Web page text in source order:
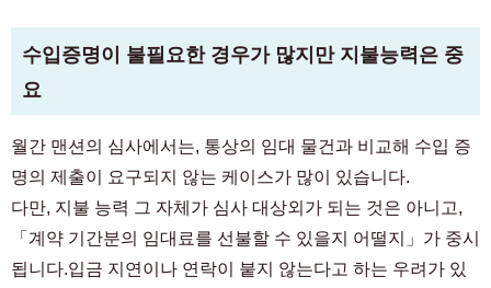
수입증명이 불필요한 경우가 많지만 지불능력은 중
요
월간 맨션의 심사에서는, 통상의 임대 물건과 비교해 수입 증
명의 제출이 요구되지 않는 케이스가 많이 있습니다.
다만, 지불 능력 그 자체가 심사 대상외가 되는 것은 아니고,
「계약 기간분의 임대료를 선불할 수 있을지 어떨지」가 중시
됩니다.입금 지연이나 연락이 붙지 않는다고 하는 우려가 있